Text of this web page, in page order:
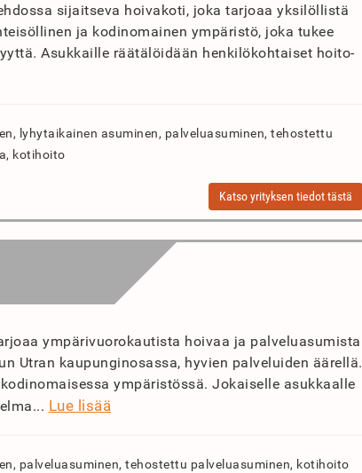
sijaitseva hoivakoti, joka tarjoaa yksilöllistä
ja kodinomainen ympäristö, joka tukee
Asukkaille räätälöidään henkilökohtaiset hoito-
lyhytaikainen asuminen, palveluasuminen, tehostettu
kotihoito
Katso yrityksen tiedot tästä
ympärivuorokautista hoivaa ja palveluasumista
Utran kaupunginosassa, hyvien palveluiden äärellä.
ympäristössä. Jokaiselle asukkaalle
Lue lisää
palveluasuminen, tehostettu palveluasuminen, kotihoito